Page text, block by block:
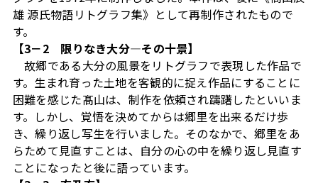
雄 源氏物語リトグラフ集》として再制作されたもので
す。
【3－2 限りなき大分―その十景】
故郷である大分の風景をリトグラフで表現した作品で
す。生まれ育った土地を客観的に捉え作品にすることに
困難を感じた髙山は、制作を依頼され躊躇したといいま
す。しかし、覚悟を決めてからは郷里を出来るだけ歩
き、繰り返し写生を行いました。そのなかで、郷里をあ
らためて見直すことは、自分の心の中を繰り返し見直す
ことになったと後に語っています。